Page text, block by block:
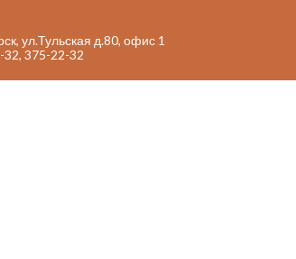
ул.Тульская д.80, офис 1
32, 375-22-32